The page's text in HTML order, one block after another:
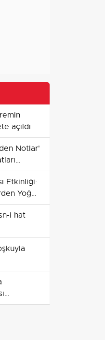
açıldı
Notlar'
Etkinliği:
Yoğun
i hat